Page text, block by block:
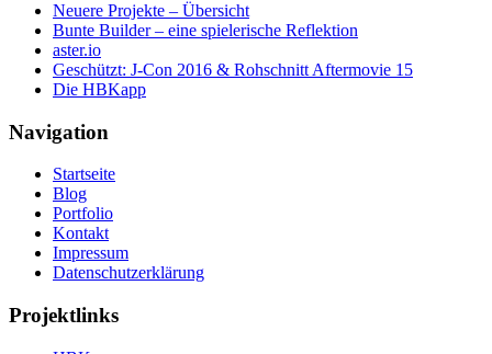
Neuere Projekte – Übersicht
Bunte Builder – eine spielerische Reflektion
aster.io
Geschützt: J-Con 2016 & Rohschnitt Aftermovie 15
Die HBKapp
Navigation
Startseite
Blog
Portfolio
Kontakt
Impressum
Datenschutzerklärung
Projektlinks